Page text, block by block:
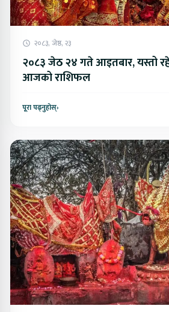
२०८३, जेष्ठ, २३
२०८३ जेठ २४ गते आइतबार, यस्तो
आजको राशिफल
पूरा पढ्नुहोस्›